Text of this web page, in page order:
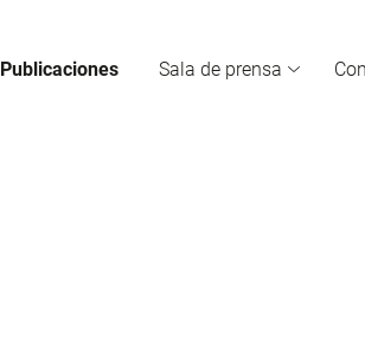
Publicaciones Sala de prensa